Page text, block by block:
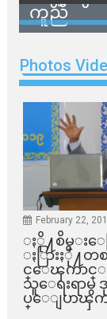
ကူညီ
Photos
February 22,
ႏို႔စိမ္းေ
ႏြားႏို႔တစ
င္ေၾကာင္း
သူေရးရာမွ ဒု
ပ္ေျပာၾက